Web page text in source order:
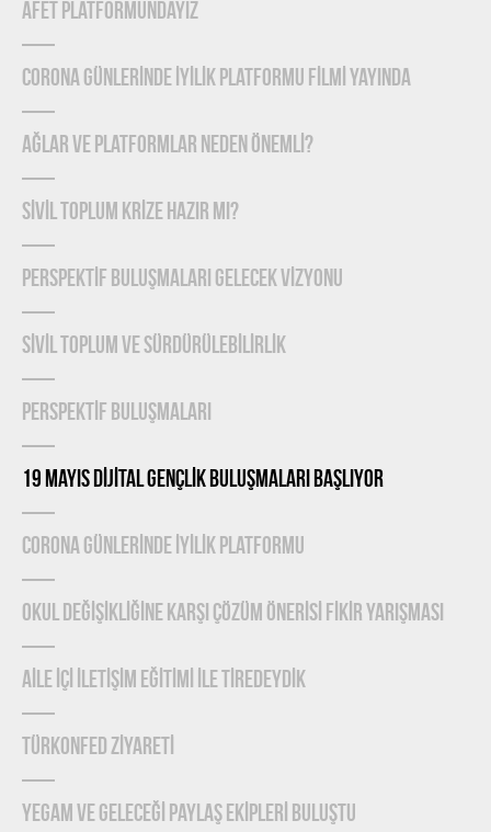
AFET PLATFORMUNDAYIZ
CORONA GÜNLERİNDE İYİLİK PLATFORMU FİLMİ YAYINDA
Ağlar ve Platformlar Neden Önemlİ?
SİVİL TOPLUM KRİZE HAZIR MI?
PERSPEKTİF BULUŞMALARI GELECEK VİZYONU
SİVİL TOPLUM VE SÜRDÜRÜLEBİLİRLİK
PERSPEKTİF BULUŞMALARI
19 MAYIS DİJİTAL GENÇLİK BULUŞMALARI BAŞLIYOR
CORONA GÜNLERİNDE İYİLİK PLATFORMU
OKUL DEĞİŞİKLİĞİNE KARŞI ÇÖZÜM ÖNERİSİ FİKİR YARIŞMASI
AİLE İÇİ İLETİŞİM EĞİTİMİ İLE TİREDEYDİK
TÜRKONFED ZİYARETİ
YEGAM ve GELECEĞİ PAYLAŞ EKİPLERİ BULUŞTU